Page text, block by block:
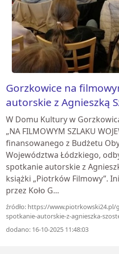
Gorzkowice na
autorskie z Agnieszką
W Domu Kultury w
„NA FILMOWYM SZLAKU
finansowanego z Budżetu
Województwa Łódzkiego,
spotkanie autorskie z
książki „Piotrków Filmowy”.
przez Koło G...
źródło: https://
spotkanie-autorskie-z-agnieszka-
dodano: 16-10-2025 11:48:03